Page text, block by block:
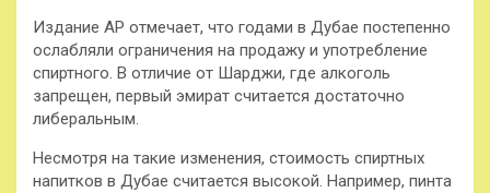
Издание AP отмечает, что годами в Дубае постепенно
ослабляли ограничения на продажу и употребление
спиртного. В отличие от Шарджи, где алкоголь
запрещен, первый эмират считается достаточно
либеральным.
Несмотря на такие изменения, стоимость спиртных
напитков в Дубае считается высокой. Например, пинта